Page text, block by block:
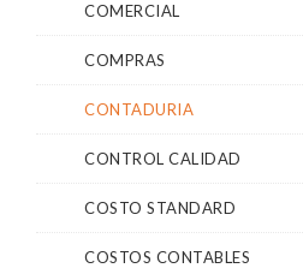
COMERCIAL
COMPRAS
CONTADURIA
CONTROL CALIDAD
COSTO STANDARD
COSTOS CONTABLES